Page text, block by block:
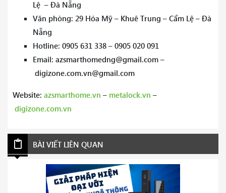
Lệ – Đà Nẵng
Văn phòng: 29 Hóa Mỹ – Khuê Trung – Cẩm Lệ – Đà
Nẵng
Hotline: 0905 631 338 – 0905 020 091
Email: azsmarthomedng@gmail.com –
digizone.com.vn@gmail.com
Website: azsmarthome.vn – metalock.vn –
digizone.com.vn
BÀI VIẾT LIÊN QUAN